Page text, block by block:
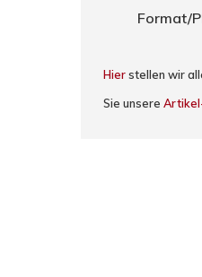
Format/
Hierstellen wir
Sie unsere